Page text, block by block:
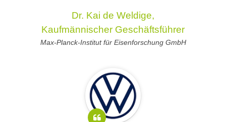
Dr. Kai de Weldige,
Kaufmännischer Geschäftsführer
Max-Planck-Institut für Eisenforschung GmbH